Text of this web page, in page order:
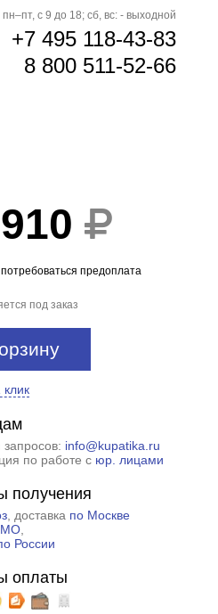
пн–пт, с 9 до 18; сб, вс: - выходной
+7 495 118-43-83
8 800 511-52-66
предоплата
под заказ
клик
info@kupatika.ru
по работе с юр. лицами
получения
, доставка по Москве
МО,
России
оплаты